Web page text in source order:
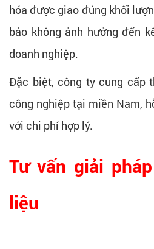
hóa được giao đúng khối
bảo không ảnh hưởng đến
doanh nghiệp.
Đặc biệt, công ty cung cấp
công nghiệp tại miền Nam,
với chi phí hợp lý.
Tư vấn giải
liệu